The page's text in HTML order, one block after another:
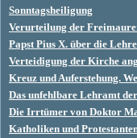
Sonntagsheiligung
Verurteilung der
Papst Pius X. über die
Verteidigung der Kirche
Kreuz und Auferstehung.
Das unfehlbare Lehramt
Die Irrtümer von Doktor
Katholiken und